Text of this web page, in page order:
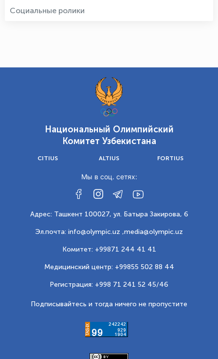
Социальные ролики
Национальный Олимпийский
Комитет Узбекистана
CITIUS ALTIUS FORTIUS
Мы в соц. сетях:
Адрес: Ташкент 100027, ул. Батыра Закирова, 6
Эл.почта: info@olympic.uz ,media@olympic.uz
Комитет: +99871 244 41 41
Медицинский центр: +99855 502 88 44
Регистрация: +998 71 241 52 45/46
Подписывайтесь и тогда ничего не пропустите